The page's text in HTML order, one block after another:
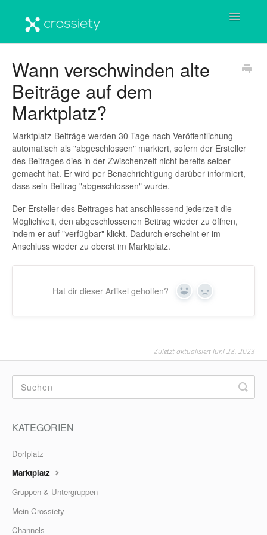
Toggle
Benutzerkonto
Crossiety-Plattform
Häufige Fragen & Antworten
Wichtige Informationen
Wann verschwinden alte
Beiträge auf dem
Marktplatz?
Marktplatz-Beiträge werden 30 Tage nach Veröffentlichung
automatisch als "abgeschlossen" markiert, sofern der Ersteller
des Beitrages dies in der Zwischenzeit nicht bereits selber
gemacht hat. Er wird per Benachrichtigung darüber informiert,
dass sein Beitrag "abgeschlossen" wurde.
Der Ersteller des Beitrages hat anschliessend jederzeit die
Möglichkeit, den abgeschlossenen Beitrag wieder zu öffnen,
indem er auf "verfügbar" klickt. Dadurch erscheint er im
Anschluss wieder zu oberst im Marktplatz.
Hat dir dieser Artikel geholfen? Yes No
Zuletzt aktualisiert Juni 28, 2023
KATEGORIEN
Dorfplatz
Marktplatz
Gruppen & Untergruppen
Mein Crossiety
Channels